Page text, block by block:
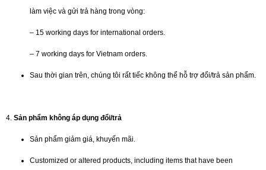
làm việc và gửi trả hàng trong vòng:
– 15 working days for international orders.
– 7 working days for Vietnam orders.
Sau thời gian trên, chúng tôi rất tiếc không thể hỗ trợ đổi/trả sản phẩm.
4. Sản phẩm không áp dụng đổi/trả
Sản phẩm giảm giá, khuyến mãi.
Customized or altered products, including items that have been